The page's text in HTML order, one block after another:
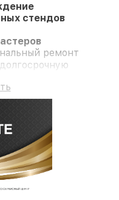
стендов
ремонт